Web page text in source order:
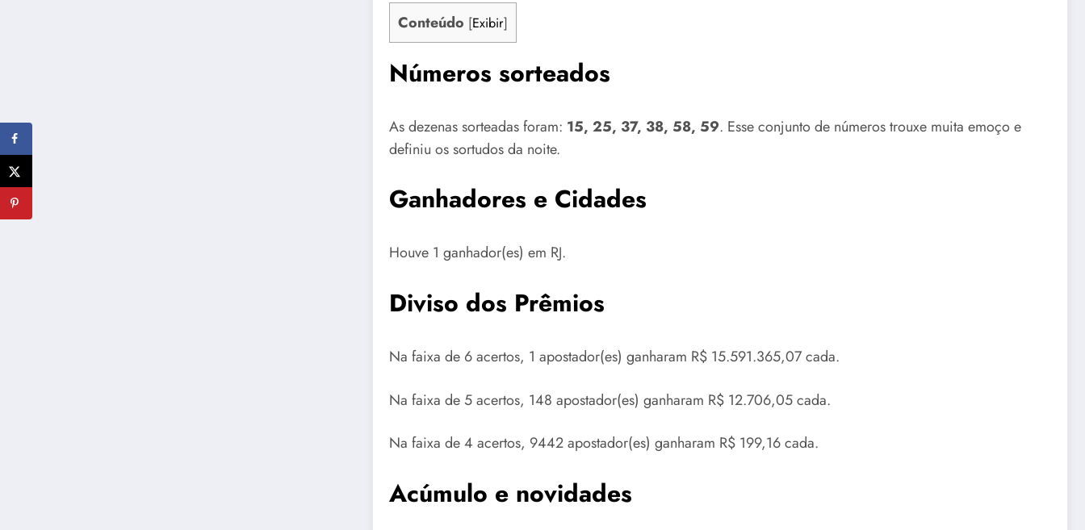
Conteúdo [Exibir]
Números sorteados
As dezenas sorteadas foram: 15, 25, 37, 38, 58, 59. Esse conjunto de números trouxe muita emoço e
definiu os sortudos da noite.
Ganhadores e Cidades
Houve 1 ganhador(es) em RJ.
Diviso dos Prêmios
Na faixa de 6 acertos, 1 apostador(es) ganharam R$ 15.591.365,07 cada.
Na faixa de 5 acertos, 148 apostador(es) ganharam R$ 12.706,05 cada.
Na faixa de 4 acertos, 9442 apostador(es) ganharam R$ 199,16 cada.
Acúmulo e novidades